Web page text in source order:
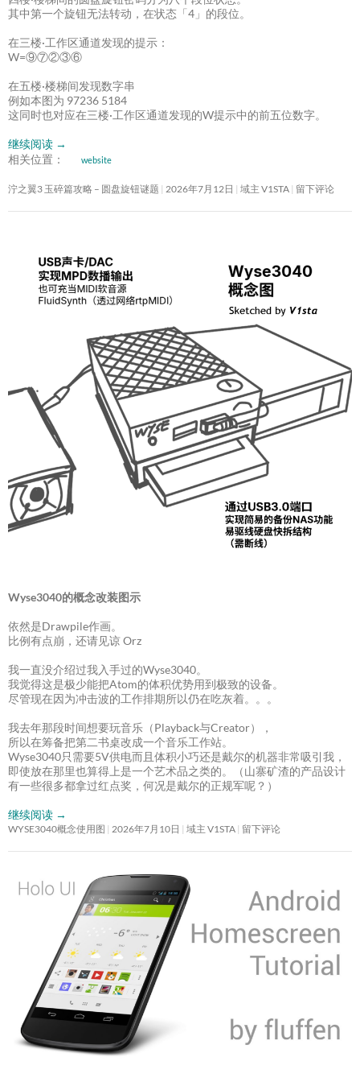
其中第一个旋钮无法转动，在状态「4」的段位。
在三楼·工作区通道发现的提示：
W=⑨⑦②③⑥
在五楼·楼梯间发现数字串
例如本图为 97236 5184
这同时也对应在三楼·工作区通道发现的W提示中的前五位数字。
继续阅读 →
相关位置：
website
泞之翼3 玉碎篇攻略 – 圆盘旋钮谜题 2026年7月12日 域主 V1STA 留下评论
Wyse3040的概念改装图示
依然是Drawpile作画。
比例有点崩，还请见谅 Orz
我一直没介绍过我入手过的Wyse3040。
我觉得这是极少能把Atom的体积优势用到极致的设备。
尽管现在因为冲击波的工作排期所以仍在吃灰着。。。
我去年那段时间想要玩音乐（Playback与Creator），
所以在筹备把第二书桌改成一个音乐工作站。
Wyse3040只需要5V供电而且体积小巧还是戴尔的机器非常吸引我，
即使放在那里也算得上是一个艺术品之类的。（山寨矿渣的产品设计
有一些很多都拿过红点奖，何况是戴尔的正规军呢？）
继续阅读 →
WYSE3040概念使用图 2026年7月10日 域主 V1STA 留下评论